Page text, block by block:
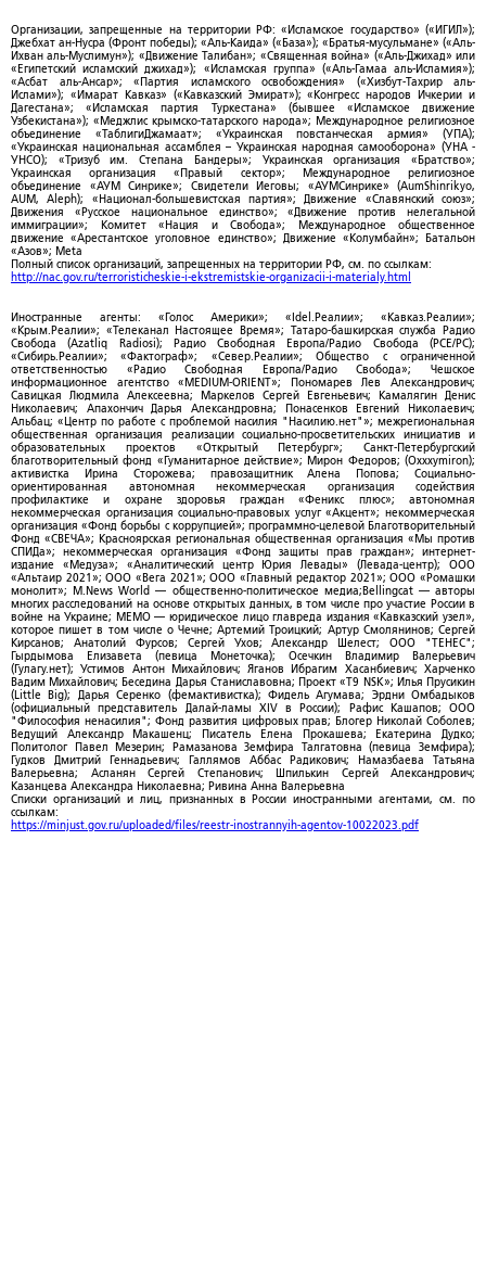
Организации, запрещенные на территории РФ: «Исламское государство» («ИГИЛ»);
Джебхат ан-Нусра (Фронт победы); «Аль-Каида» («База»); «Братья-мусульмане» («Аль-
Ихван аль-Муслимун»); «Движение Талибан»; «Священная война» («Аль-Джихад» или
«Египетский исламский джихад»); «Исламская группа» («Аль-Гамаа аль-Исламия»);
«Асбат аль-Ансар»; «Партия исламского освобождения» («Хизбут-Тахрир аль-
Ислами»); «Имарат Кавказ» («Кавказский Эмират»); «Конгресс народов Ичкерии и
Дагестана»; «Исламская партия Туркестана» (бывшее «Исламское движение
Узбекистана»); «Меджлис крымско-татарского народа»; Международное религиозное
объединение «ТаблигиДжамаат»; «Украинская повстанческая армия» (УПА);
«Украинская национальная ассамблея – Украинская народная самооборона» (УНА -
УНСО); «Тризуб им. Степана Бандеры»; Украинская организация «Братство»;
Украинская организация «Правый сектор»; Международное религиозное
объединение «АУМ Синрике»; Свидетели Иеговы; «АУМСинрике» (AumShinrikyo,
AUM, Aleph); «Национал-большевистская партия»; Движение «Славянский союз»;
Движения «Русское национальное единство»; «Движение против нелегальной
иммиграции»; Комитет «Нация и Свобода»; Международное общественное
движение «Арестантское уголовное единство»; Движение «Колумбайн»; Батальон
«Азов»; Meta
Полный список организаций, запрещенных на территории РФ, см. по ссылкам:
http://nac.gov.ru/terroristicheskie-i-ekstremistskie-organizacii-i-materialy.html
Иностранные агенты: «Голос Америки»; «Idel.Реалии»; «Кавказ.Реалии»;
«Крым.Реалии»; «Телеканал Настоящее Время»; Татаро-башкирская служба Радио
Свобода (Azatliq Radiosi); Радио Свободная Европа/Радио Свобода (PCE/PC);
«Сибирь.Реалии»; «Фактограф»; «Север.Реалии»; Общество с ограниченной
ответственностью «Радио Свободная Европа/Радио Свобода»; Чешское
информационное агентство «MEDIUM-ORIENT»; Пономарев Лев Александрович;
Савицкая Людмила Алексеевна; Маркелов Сергей Евгеньевич; Камалягин Денис
Николаевич; Апахончич Дарья Александровна; Понасенков Евгений Николаевич;
Альбац; «Центр по работе с проблемой насилия "Насилию.нет"»; межрегиональная
общественная организация реализации социально-просветительских инициатив и
образовательных проектов «Открытый Петербург»; Санкт-Петербургский
благотворительный фонд «Гуманитарное действие»; Мирон Федоров; (Oxxxymiron);
активистка Ирина Сторожева; правозащитник Алена Попова; Социально-
ориентированная автономная некоммерческая организация содействия
профилактике и охране здоровья граждан «Феникс плюс»; автономная
некоммерческая организация социально-правовых услуг «Акцент»; некоммерческая
организация «Фонд борьбы с коррупцией»; программно-целевой Благотворительный
Фонд «СВЕЧА»; Красноярская региональная общественная организация «Мы против
СПИДа»; некоммерческая организация «Фонд защиты прав граждан»; интернет-
издание «Медуза»; «Аналитический центр Юрия Левады» (Левада-центр); ООО
«Альтаир 2021»; ООО «Вега 2021»; ООО «Главный редактор 2021»; ООО «Ромашки
монолит»; M.News World — общественно-политическое медиа;Bellingcat — авторы
многих расследований на основе открытых данных, в том числе про участие России в
войне на Украине; МЕМО — юридическое лицо главреда издания «Кавказский узел»,
которое пишет в том числе о Чечне; Артемий Троицкий; Артур Смолянинов; Сергей
Кирсанов; Анатолий Фурсов; Сергей Ухов; Александр Шелест; ООО "ТЕНЕС";
Гырдымова Елизавета (певица Монеточка); Осечкин Владимир Валерьевич
(Гулагу.нет); Устимов Антон Михайлович; Яганов Ибрагим Хасанбиевич; Харченко
Вадим Михайлович; Беседина Дарья Станиславовна; Проект «T9 NSK»; Илья Прусикин
(Little Big); Дарья Серенко (фемактивистка); Фидель Агумава; Эрдни Омбадыков
(официальный представитель Далай-ламы XIV в России); Рафис Кашапов; ООО
"Философия ненасилия"; Фонд развития цифровых прав; Блогер Николай Соболев;
Ведущий Александр Макашенц; Писатель Елена Прокашева; Екатерина Дудко;
Политолог Павел Мезерин; Рамазанова Земфира Талгатовна (певица Земфира);
Гудков Дмитрий Геннадьевич; Галлямов Аббас Радикович; Намазбаева Татьяна
Валерьевна; Асланян Сергей Степанович; Шпилькин Сергей Александрович;
Казанцева Александра Николаевна; Ривина Анна Валерьевна
Списки организаций и лиц, признанных в России иностранными агентами, см. по
ссылкам:
https://minjust.gov.ru/uploaded/files/reestr-inostrannyih-agentov-10022023.pdf